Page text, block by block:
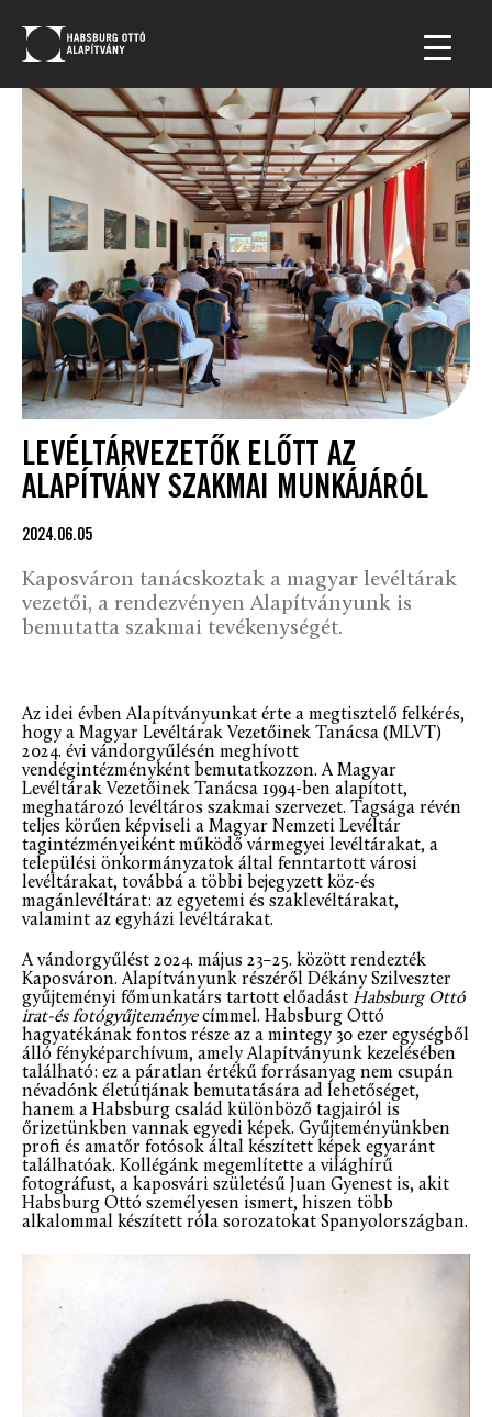
LEVÉLTÁRVEZETŐK ELŐTT AZ
ALAPÍTVÁNY SZAKMAI MUNKÁJÁRÓL
2024.06.05
Kaposváron tanácskoztak a magyar levéltárak
vezetői, a rendezvényen Alapítványunk is
bemutatta szakmai tevékenységét.
Az idei évben Alapítványunkat érte a megtisztelő felkérés,
hogy a Magyar Levéltárak Vezetőinek Tanácsa (MLVT)
2024. évi vándorgyűlésén meghívott
vendégintézményként bemutatkozzon. A Magyar
Levéltárak Vezetőinek Tanácsa 1994-ben alapított,
meghatározó levéltáros szakmai szervezet. Tagsága révén
teljes körűen képviseli a Magyar Nemzeti Levéltár
tagintézményeiként működő vármegyei levéltárakat, a
települési önkormányzatok által fenntartott városi
levéltárakat, továbbá a többi bejegyzett köz-és
magánlevéltárat: az egyetemi és szaklevéltárakat,
valamint az egyházi levéltárakat.
A vándorgyűlést 2024. május 23–25. között rendezték
Kaposváron. Alapítványunk részéről Dékány Szilveszter
gyűjteményi főmunkatárs tartott előadást Habsburg Ottó
irat-és fotógyűjteményecímmel. Habsburg Ottó
hagyatékának fontos része az a mintegy 30 ezer egységből
álló fényképarchívum, amely Alapítványunk kezelésében
található: ez a páratlan értékű forrásanyag nem csupán
névadónk életútjának bemutatására ad lehetőséget,
hanem a Habsburg család különböző tagjairól is
őrizetünkben vannak egyedi képek. Gyűjteményünkben
profi és amatőr fotósok által készített képek egyaránt
találhatóak. Kollégánk megemlítette a világhírű
fotográfust, a kaposvári születésű Juan Gyenest is, akit
Habsburg Ottó személyesen ismert, hiszen több
alkalommal készített róla sorozatokat Spanyolországban.